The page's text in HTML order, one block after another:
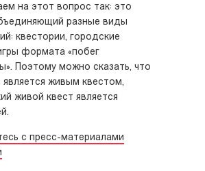
на этот вопрос так: это
разные виды
квестории, городские
формата «побег
Поэтому можно сказать, что
является живым квестом,
живой квест является
с пресс-материалами